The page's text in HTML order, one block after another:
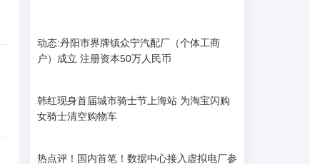
动态:丹阳市界牌镇众宁汽配厂（个体工商
户）成立 注册资本50万人民币
韩红现身首届城市骑士节上海站 为淘宝闪购
女骑士清空购物车
热点评！国内首笔！数据中心接入虚拟电厂参